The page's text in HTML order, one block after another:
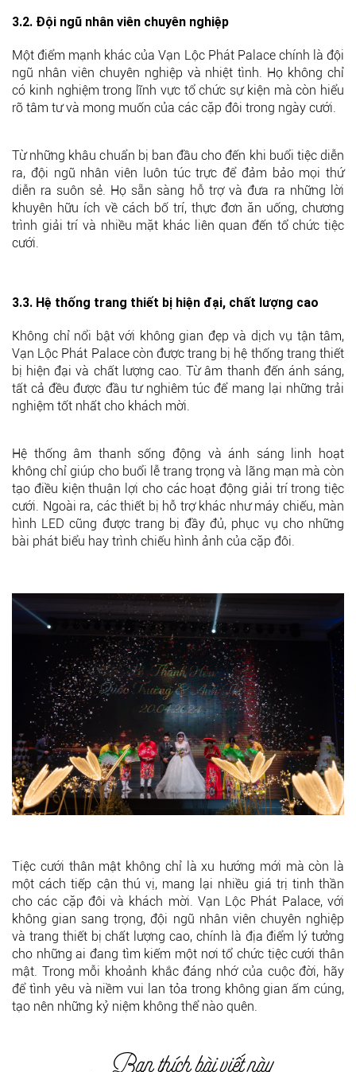
3.2. Đội ngũ nhân viên chuyên nghiệp
Một điểm mạnh khác của Vạn Lộc Phát Palace chính là đội
ngũ nhân viên chuyên nghiệp và nhiệt tình. Họ không chỉ
có kinh nghiệm trong lĩnh vực tổ chức sự kiện mà còn hiểu
rõ tâm tư và mong muốn của các cặp đôi trong ngày cưới.
Từ những khâu chuẩn bị ban đầu cho đến khi buổi tiệc diễn
ra, đội ngũ nhân viên luôn túc trực để đảm bảo mọi thứ
diễn ra suôn sẻ. Họ sẵn sàng hỗ trợ và đưa ra những lời
khuyên hữu ích về cách bố trí, thực đơn ăn uống, chương
trình giải trí và nhiều mặt khác liên quan đến tổ chức tiệc
cưới.
3.3. Hệ thống trang thiết bị hiện đại, chất lượng cao
Không chỉ nổi bật với không gian đẹp và dịch vụ tận tâm,
Vạn Lộc Phát Palace còn được trang bị hệ thống trang thiết
bị hiện đại và chất lượng cao. Từ âm thanh đến ánh sáng,
tất cả đều được đầu tư nghiêm túc để mang lại những trải
nghiệm tốt nhất cho khách mời.
Hệ thống âm thanh sống động và ánh sáng linh hoạt
không chỉ giúp cho buổi lễ trang trọng và lãng mạn mà còn
tạo điều kiện thuận lợi cho các hoạt động giải trí trong tiệc
cưới. Ngoài ra, các thiết bị hỗ trợ khác như máy chiếu, màn
hình LED cũng được trang bị đầy đủ, phục vụ cho những
bài phát biểu hay trình chiếu hình ảnh của cặp đôi.
Tiệc cưới thân mật không chỉ là xu hướng mới mà còn là
một cách tiếp cận thú vị, mang lại nhiều giá trị tinh thần
cho các cặp đôi và khách mời. Vạn Lộc Phát Palace, với
không gian sang trọng, đội ngũ nhân viên chuyên nghiệp
và trang thiết bị chất lượng cao, chính là địa điểm lý tưởng
cho những ai đang tìm kiếm một nơi tổ chức tiệc cưới thân
mật. Trong mỗi khoảnh khắc đáng nhớ của cuộc đời, hãy
để tình yêu và niềm vui lan tỏa trong không gian ấm cúng,
tạo nên những kỷ niệm không thể nào quên.